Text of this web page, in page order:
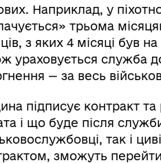
Наприклад, у
трьома
з яких 4 місяці був
ураховується служба
— за весь
підписує контракт
і що буде після
так і
зможуть